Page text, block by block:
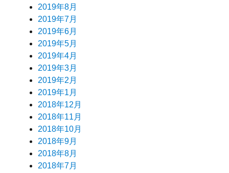
2019年8月
2019年7月
2019年6月
2019年5月
2019年4月
2019年3月
2019年2月
2019年1月
2018年12月
2018年11月
2018年10月
2018年9月
2018年8月
2018年7月